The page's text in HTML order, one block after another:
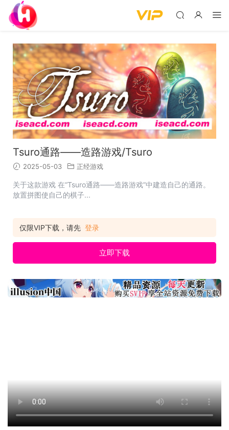
Tsuro通路——造路游戏/Tsuro
2025-05-03 正经游戏
关于这款游戏 在“Tsuro通路——造路游戏”中建造自己的通路。
放置拼图使自己的棋子...
仅限VIP下载，请先 登录
立即下载